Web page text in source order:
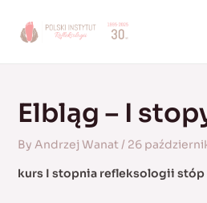
Elbląg – I
By Andrzej Wanat/ 26
kurs I stopnia refleksologii stóp